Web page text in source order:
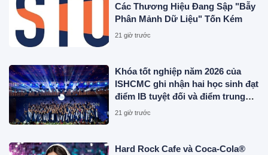
Các Thương Hiệu Đang Sập "Bẫy
Phân Mảnh Dữ Liệu" Tốn Kém
21 giờ trước
Khóa tốt nghiệp năm 2026 của
ISHCMC ghi nhận hai học sinh đạt
điểm IB tuyệt đối và điểm trung
bình toàn khóa đạt 34,5
21 giờ trước
Hard Rock Cafe và Coca-Cola®